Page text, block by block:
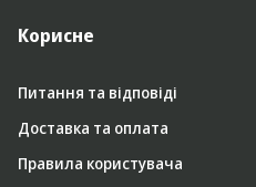
Корисне
Питання та відповіді
Доставка та оплата
Правила користувача